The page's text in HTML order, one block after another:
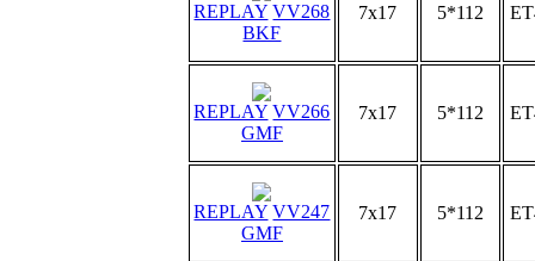
REPLAY VV268
BKF
7x17 5*112
REPLAY VV266
GMF
7x17 5*112
REPLAY VV247
GMF
7x17 5*112